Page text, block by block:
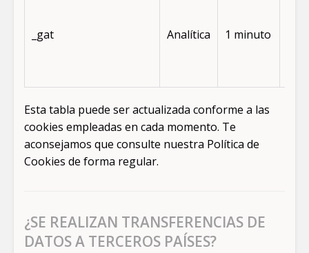
_gat Analítica 1 minuto
Esta tabla puede ser actualizada conforme a las
cookies empleadas en cada momento. Te
aconsejamos que consulte nuestra Política de
Cookies de forma regular.
¿SE REALIZAN TRANSFERENCIAS DE
DATOS A TERCEROS PAÍSES?